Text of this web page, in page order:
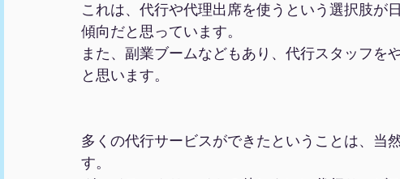
これは、代行や代理出席を使うという選択肢が
傾向だと思っています。
また、副業ブームなどもあり、代行スタッフを
と思います。
多くの代行サービスができたということは、当
す。